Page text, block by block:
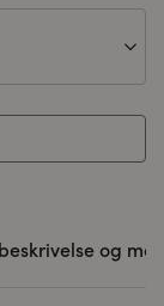
og mål